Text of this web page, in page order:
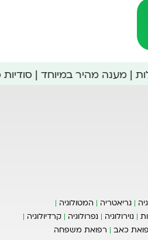
| מענה מהיר במיוחד |
גריאטריה
המטולוגיה
נוירולוגיה נפרולוגיה
קרדיולוגיה
כאב רפואת משפחה